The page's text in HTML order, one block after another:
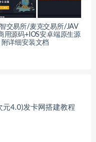
交易所/麦克交易所/JAV
用源码+IOS安卓端原生源
附详细安装文档
4.0)发卡网搭建教程